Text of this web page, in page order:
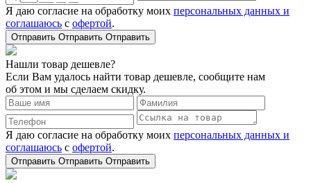
Я даю согласие на обработку моих персональных данных и
соглашаюсь с офертой.
Отправить Отправить Отправить
Нашли товар дешевле?
Если Вам удалось найти товар дешевле, сообщите нам
об этом и мы сделаем скидку.
Я даю согласие на обработку моих персональных данных и
соглашаюсь с офертой.
Отправить Отправить Отправить